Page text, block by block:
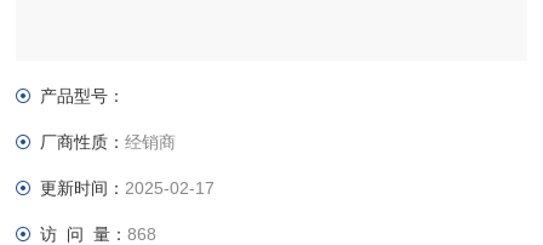
产品型号：
厂商性质：经销商
更新时间： 2025-02-17
访 问 量：868